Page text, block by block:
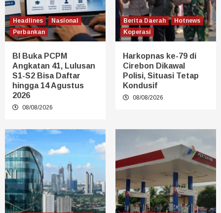
Headlines
Nasional
Perbankan
BI Buka PCPM
Angkatan 41, Lulusan
S1-S2 Bisa Daftar
hingga 14 Agustus
2026
08/08/2026
Berita Daerah
Hotnews
Koperasi
Harkopnas ke-79 di
Cirebon Dikawal
Polisi, Situasi Tetap
Kondusif
08/08/2026